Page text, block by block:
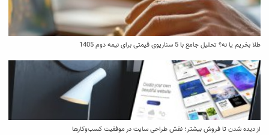
طلا بخریم یا نه؟ تحلیل جامع با 5 سناریوی قیمتی برای نیمه دوم 1405
از دیده شدن تا فروش بیشتر؛ نقش طراحی سایت در موفقیت کسب‌وکارها